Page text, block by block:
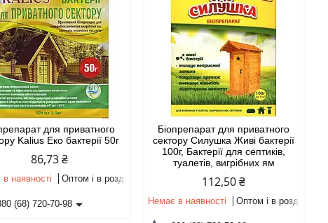
для приватного
Kalius Еко бактерії 50г
86,73 ₴
наявності Оптом і в роздріб
(68) 720-70-98
Біопрепарат для приватного
сектору Силушка Живі бактерії
100г, Бактерії для септиків,
туалетів, вигрібних ям
112,50 ₴
Немає в наявності Оптом і в роздріб